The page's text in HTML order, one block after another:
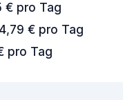
€ pro Tag
€ pro Tag
pro Tag